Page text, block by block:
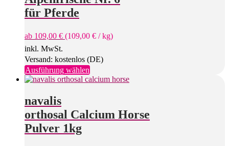
auf
Produktseite
gewählt
werden
für Pferde
ab 109,00 € (109,00 € /kg)
inkl. MwSt.
Versand: kostenlos (DE)
Ausführung wählenDieses
Produkt
auf.
navalis
orthosal Calcium Horse
Pulver 1kg